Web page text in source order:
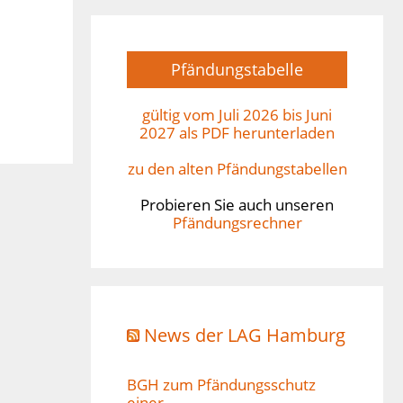
Pfändungstabelle
gültig vom Juli 2026 bis Juni
2027 als PDF herunterladen
zu den alten Pfändungstabellen
Probieren Sie auch unseren
Pfändungsrechner
News der LAG Hamburg
BGH zum Pfändungsschutz